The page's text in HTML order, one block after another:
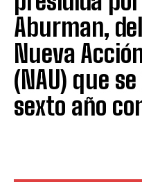
Aburman,
Nueva
(NAU) que
sexto año